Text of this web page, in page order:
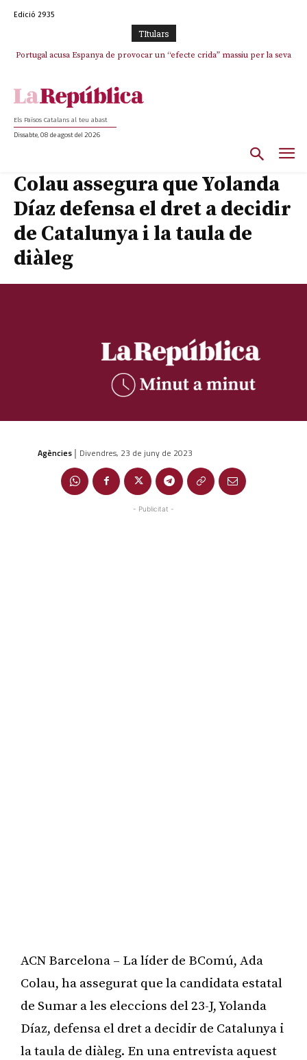
Edició 2935
TItulars
Portugal acusa Espanya de provocar un “efecte crida” massiu per la seva
Els Països Catalans al teu abast
Dissabte, 08 de agost del 2026
Colau assegura que Yolanda
Díaz defensa el dret a decidir
de Catalunya i la taula de
diàleg
Agències | Divendres, 23 de juny de 2023
- Publicitat -
ACN Barcelona – La líder de BComú, Ada
Colau, ha assegurat que la candidata estatal
de Sumar a les eleccions del 23-J, Yolanda
Díaz, defensa el dret a decidir de Catalunya i
la taula de diàleg. En una entrevista aquest